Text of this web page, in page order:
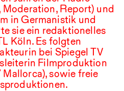
Report) und
in Germanistik und
sie ein redaktionelles
Köln. Es folgten
bei SpiegelTV
Filmproduktion
sowie freie